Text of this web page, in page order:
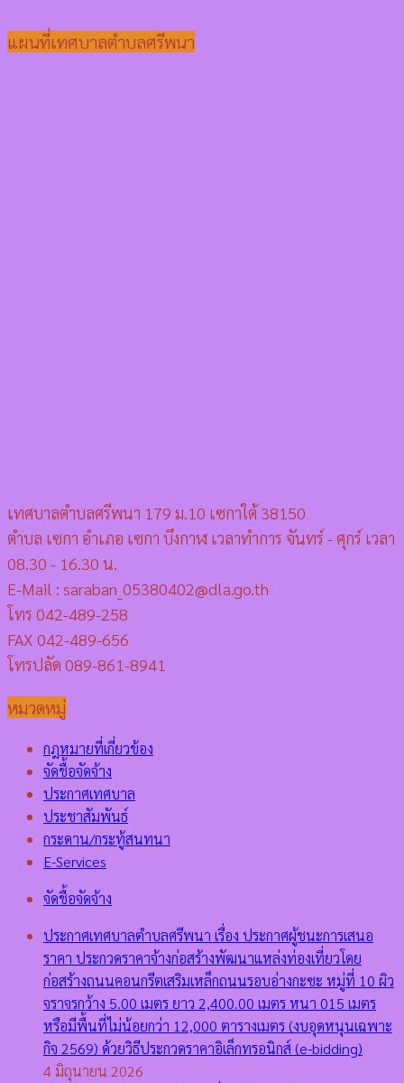
แผนที่เทศบาลตำบลศรีพนา
เทศบาลตำบลศรีพนา 179 ม.10 เซกาใต้ 38150
ตำบล เซกา อำเภอ เซกา บึงกาฬ เวลาทำการ จันทร์ - ศุกร์ เวลา
08.30 - 16.30 น.
E-Mail : saraban_05380402@dla.go.th
โทร 042-489-258
FAX 042-489-656
โทรปลัด 089-861-8941
หมวดหมู่
กฎหมายที่เกี่ยวข้อง
จัดชื้อจัดจ้าง
ประกาศเทศบาล
ประชาสัมพันธ์
กระดาน/กระทู้สนทนา
E-Services
จัดชื้อจัดจ้าง
ประกาศเทศบาลตำบลศรีพนา เรื่อง ประกาศผู้ชนะการเสนอ
ราคา ประกวดราคาจ้างก่อสร้างพัฒนาแหล่งท่องเที่ยวโดย
ก่อสร้างถนนคอนกรีตเสริมเหล็กถนนรอบอ่างกะซะ หมู่ที่ 10 ผิว
จราจรกว้าง 5.00 เมตร ยาว 2,400.00 เมตร หนา 015 เมตร
หรือมีพื้นที่ไม่น้อยกว่า 12,000 ตารางเมตร (งบอุดหนุนเฉพาะ
กิจ 2569) ด้วยวิธีประกวดราคาอิเล็กทรอนิกส์ (e-bidding)
4 มิถุนายน 2026